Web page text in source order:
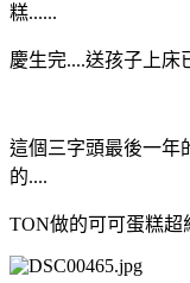
糕......
慶生完....送孩子上床
這個三字頭最後一年
的....
TON做的可可蛋糕超